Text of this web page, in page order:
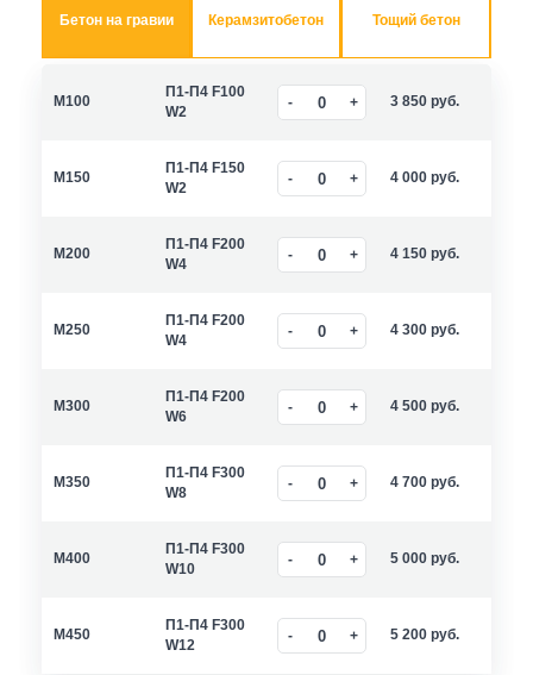
Бетон на гравии Керамзитобетон Тощий бетон
M100
П1-П4 F100
W2
3 850 руб.
M150
П1-П4 F150
W2
4 000 руб.
M200
П1-П4 F200
W4
4 150 руб.
M250
П1-П4 F200
W4
4 300 руб.
M300
П1-П4 F200
W6
4 500 руб.
M350
П1-П4 F300
W8
4 700 руб.
M400
П1-П4 F300
W10
5 000 руб.
M450
П1-П4 F300
W12
5 200 руб.